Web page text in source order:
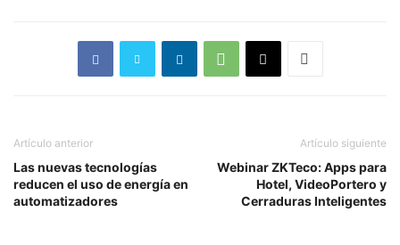
Artículo anterior
Las nuevas tecnologías
reducen el uso de energía en
automatizadores
Artículo siguiente
Webinar ZKTeco: Apps para
Hotel, VideoPortero y
Cerraduras Inteligentes